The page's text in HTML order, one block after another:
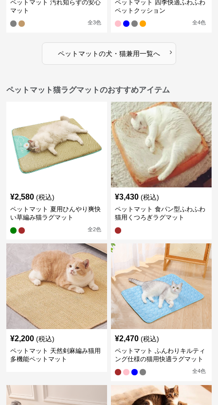
ペットマット 汚れ知らずの安心
マット
全3色
ペットマット 四季快適ふわふわ
ペットクッション
全4色
ペットマットの犬・猫兼用一覧へ ›
ペットマット猫ラグマットのおすすめアイテム
¥2,580 (税込)
ペットマット 夏用ひんやり爽快
い草編み猫ラグマット
全2色
¥3,430 (税込)
ペットマット 食パン型ふわふわ
猫用くつろぎラグマット
¥2,200 (税込)
ペットマット 天然剣麻編み猫用
多機能ペットマット
¥2,470 (税込)
ペットマット ふんわりキルティ
ング仕様の猫用快適ラグマット
全4色